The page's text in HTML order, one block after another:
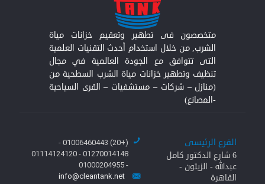
متخصصون فى تطهير وتعقيم خزانات مياة
الشرب, من خلال استخدام أحدث التقنيات العلمية
التى تتوافق مع الجودة العالمية في مجال
تنظيف وتطهير خزانات مياة الشرب السطحية من
(منازل – شركات – مستشفيات – القرى السياحية
-المصانع)
الفرع الرئيسى
6 شارع الدكتور كامل
عبدالله - الزيتون -
القاهرة
(+20) 01006460443 -
01270014148 - 01114124120
- 01000204955
info@cleantank.net